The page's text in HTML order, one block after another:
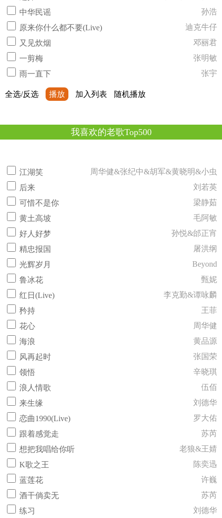
中华民谣
孙浩
原来你什么都不要(Live)
迪克牛仔
又见炊烟
邓丽君
一剪梅
张明敏
雨一直下
张宇
全选/反选 播放 加入列表 随机播放
我喜欢的老歌Top500
江湖笑
周华健&张纪中&胡军&黄晓明&小虫
后来
刘若英
可惜不是你
梁静茹
黄土高坡
毛阿敏
好人好梦
孙悦&邰正宵
精忠报国
屠洪纲
光辉岁月
Beyond
鲁冰花
甄妮
红日(Live)
李克勤&谭咏麟
矜持
王菲
花心
周华健
海浪
黄品源
风再起时
张国荣
领悟
辛晓琪
浪人情歌
伍佰
来生缘
刘德华
恋曲1990(Live)
罗大佑
跟着感觉走
苏芮
想把我唱给你听
老狼&王婧
K歌之王
陈奕迅
蓝莲花
许巍
酒干倘卖无
苏芮
练习
刘德华